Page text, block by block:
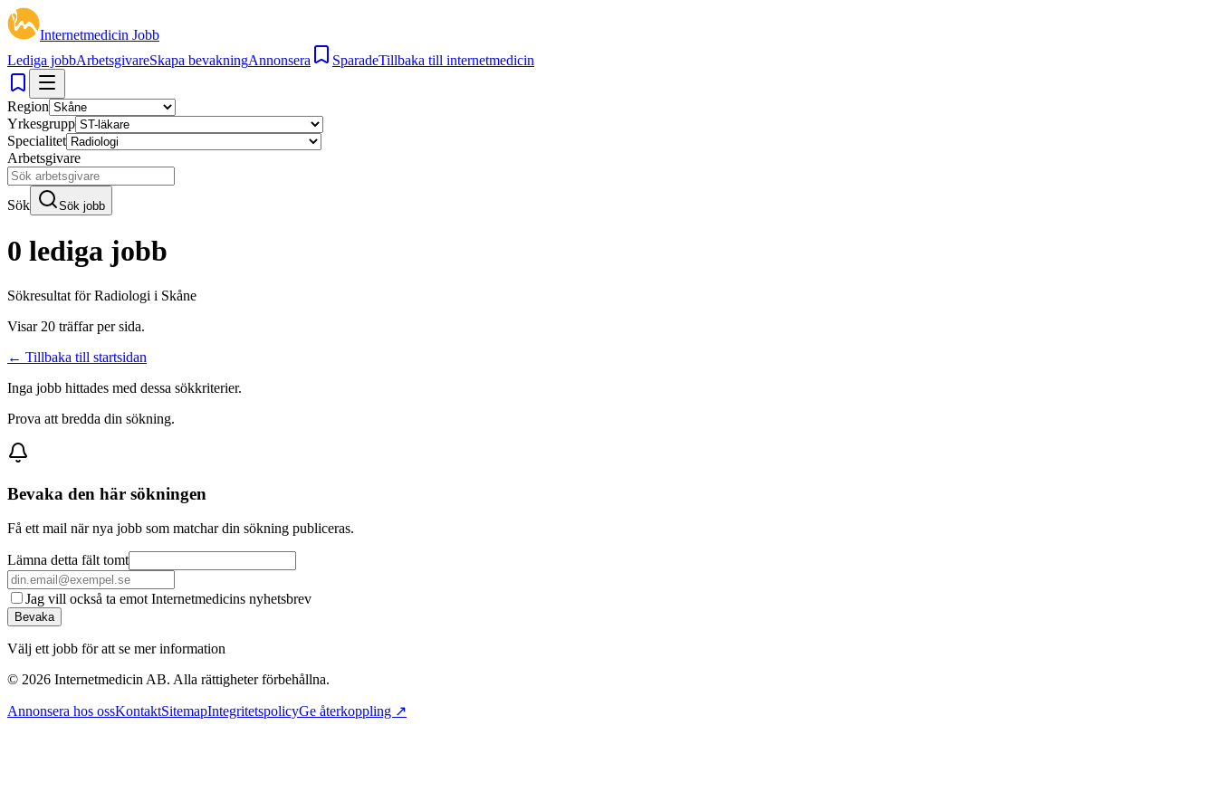
Internetmedicin Jobb
Lediga jobbArbetsgivareSkapa bevakningAnnonsera SparadeTillbaka till internetmedicin
Region
Yrkesgrupp
Specialitet
Arbetsgivare
Sök Sök jobb
0 lediga jobb
Sökresultat förRadiologi i Skåne
Visar 20 träffar per sida.
← Tillbaka till startsidan
Inga jobb hittades med dessa sökkriterier.
Prova att bredda din sökning.
Bevaka den här sökningen
Få ett mail när nya jobb som matchar din sökning publiceras.
Lämna detta fält tomt
Jag vill också ta emot Internetmedicins nyhetsbrev
Bevaka
Välj ett jobb för att se mer information
© 2026 Internetmedicin AB. Alla rättigheter förbehållna.
Annonsera hos ossKontaktSitemapIntegritetspolicyGe återkoppling ↗